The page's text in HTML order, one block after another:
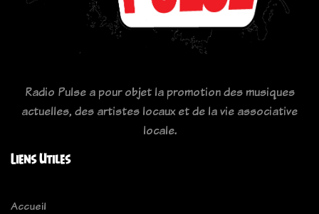
Radio Pulse a pour objet la promotion des musiques
actuelles, des artistes locaux et de la vie associative
locale.
Liens Utiles
Accueil